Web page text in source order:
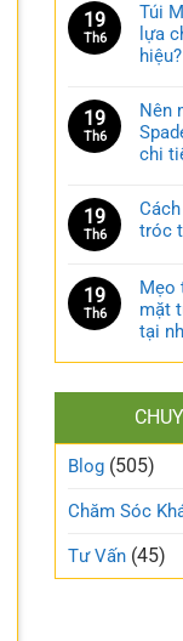
19
Th6
Túi
lựa
hiệu?
19
Th6
Nên
chi
19
Th6
tróc
19
Th6
Mẹo
mặt
tại
Blog (505)
Chăm Sóc
Tư Vấn (45)